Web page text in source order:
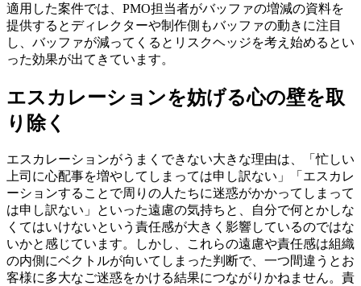
適用した案件では、PMO担当者がバッファの増減の資料を
提供するとディレクターや制作側もバッファの動きに注目
し、バッファが減ってくるとリスクヘッジを考え始めるとい
った効果が出てきています。
エスカレーションを妨げる心の壁を取
り除く
エスカレーションがうまくできない大きな理由は、「忙しい
上司に心配事を増やしてしまっては申し訳ない」「エスカレ
ーションすることで周りの人たちに迷惑がかかってしまって
は申し訳ない」といった遠慮の気持ちと、自分で何とかしな
くてはいけないという責任感が大きく影響しているのではな
いかと感じています。しかし、これらの遠慮や責任感は組織
の内側にベクトルが向いてしまった判断で、一つ間違うとお
客様に多大なご迷惑をかける結果につながりかねません。責